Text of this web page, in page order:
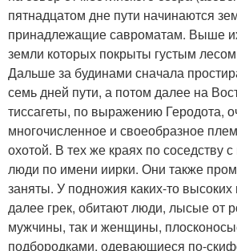
пятнадцатом дне пути начинаются
принадлежащие савроматам. Выше
земли которых покрыты густым
Дальше за будинами сначала
семь дней пути, а потом далее на
тиссагеты, по выражению Геродота,
многочисленное и своеобразное
охотой. В тех же краях по соседству
люди по имени иирки. Они также
заняты. У подножия каких-то высоких
далее грек, обитают люди, лысые от
мужчины, так и женщины,
подбородками, одевающиеся по-